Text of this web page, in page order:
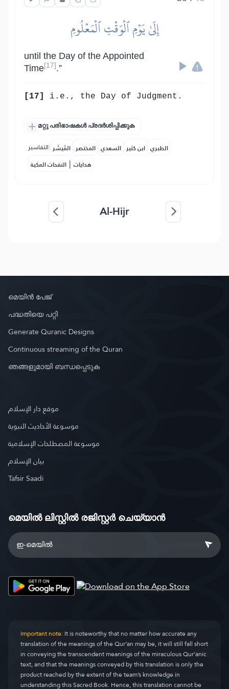
إِلَىٰ يَوۡمِ ٱلۡوَقۡتِ ٱلۡمَعۡلُومِ
until the Day of the Appointed
Time[17] .”
[17] i.e., the Day of Judgment.
മറ്റു പരിഭാഷകൾ പ്രദർശിപ്പിക്കുക
التفاسير: المُيسَّر المختصر السعدي ابن كثير الطبري
النفحات المكية | هدايات
Al-Hijr
മെയിൻ പേജ്
പദ്ധതിയെ പറ്റി
Generate Quranic Designs
Continuous streaming of the Quran
ഞങ്ങളുമായി ബന്ധപ്പെടുക
موقع دار الإسلام
موسوعة الأحاديث النبوية
موسوعة المصطلحات الإسلامية
بيان الإسلام
Tafsir Saadi
മെയിൽ ലിസ്റ്റിൽ രജിസ്റ്റർ ചെയ്യാൻ
Important note:It is noteworthy that no matter how accurate any
translation of the meanings of the Qur’an may be, it will still fall short
in conveying the transcendent meanings of the miraculous Qur’anic
text, and that the meanings conveyed by this translation is only the
product reached by the extent of the team’s knowledge in
understanding this Sacred Book. Hence, this translation cannot be